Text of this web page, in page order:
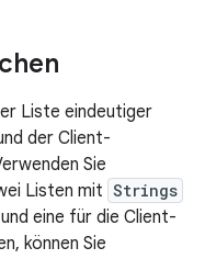
Liste eindeutiger
der Client-
Sie
Listen mit Strings
eine für die Client-
können Sie